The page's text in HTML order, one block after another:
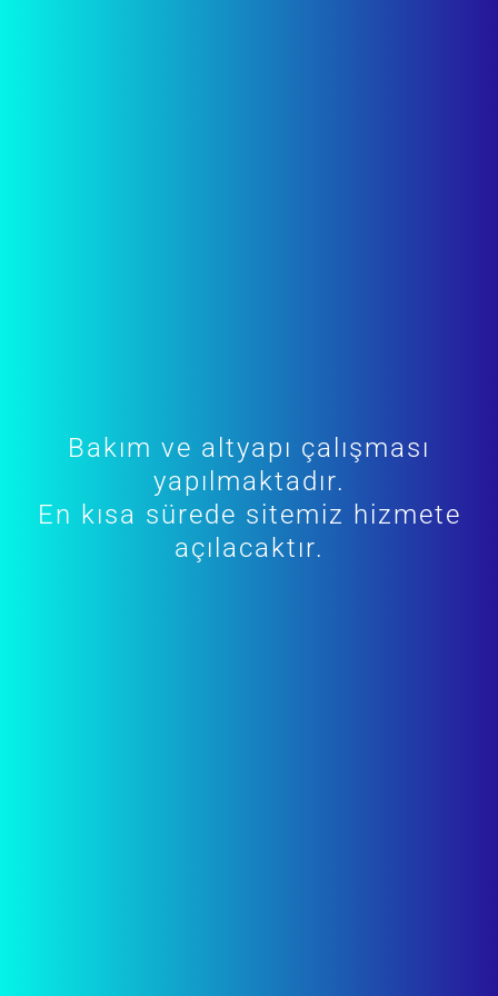
Bakım ve altyapı çalışması
yapılmaktadır.
En kısa sürede sitemiz hizmete
açılacaktır.